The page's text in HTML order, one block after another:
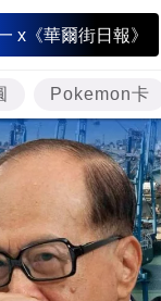
x《華爾街日報》
Pokemon卡